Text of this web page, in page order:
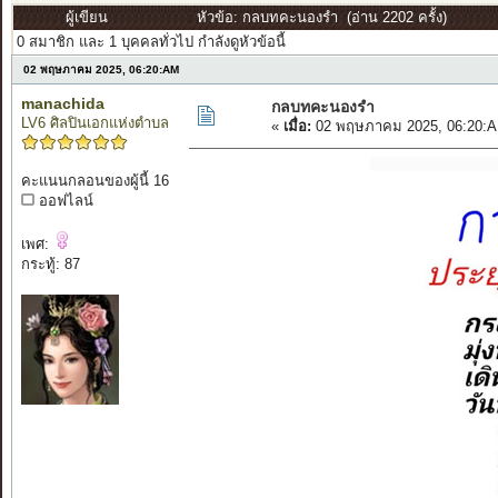
ผู้เขียน
หัวข้อ: กลบทคะนองรำ (อ่าน 2202 ครั้ง)
0 สมาชิก และ 1 บุคคลทั่วไป กำลังดูหัวข้อนี้
02 พฤษภาคม 2025, 06:20:AM
manachida
LV6 ศิลปินเอกแห่งตำบล
คะแนนกลอนของผู้นี้ 16
ออฟไลน์
เพศ:
กระทู้: 87
กลบทคะนองรำ
« เมื่อ: 02 พฤษภาคม 2025,